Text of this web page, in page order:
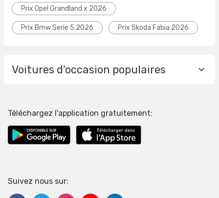
Prix Opel Grandland x 2026
Prix Bmw Serie 5 2026 Prix Skoda Fabia 2026
Voitures d'occasion populaires
Téléchargez l'application gratuitement:
Suivez nous sur: